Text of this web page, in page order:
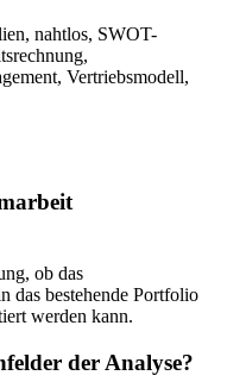
nahtlos, SWOT-
Vertriebsmodell,
ob das
das bestehende Portfolio
werden kann.
der Analyse?